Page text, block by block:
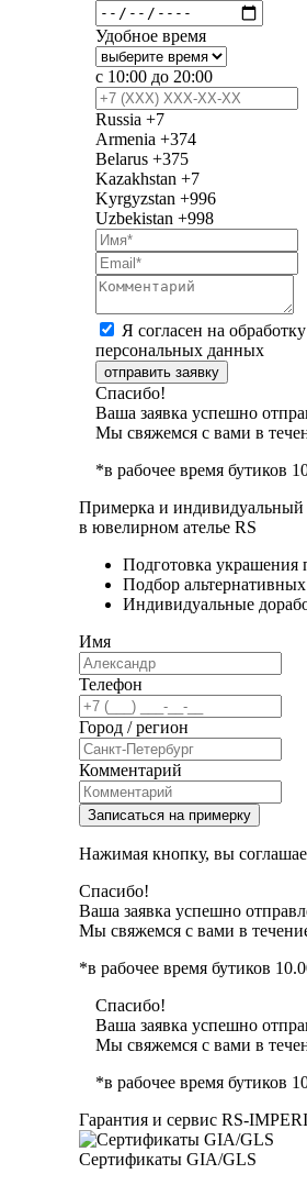
Удобное время
с 10:00 до 20:00
Russia +7
Armenia +374
Belarus +375
Kazakhstan +7
Kyrgyzstan +996
Uzbekistan +998
Я согласен на обработку
персональных данных
отправить заявку
Спасибо!
Ваша заявка успешно
Мы свяжемся с вами в
*в рабочее время бутиков
Примерка и индивидуальный
в ювелирном ателье RS
Подготовка украшения
Подбор
Индивидуальные
Имя
Телефон
Город / регион
Комментарий
Записаться на примерку
Нажимая кнопку, вы
Спасибо!
Ваша заявка успешно
Мы свяжемся с вами в
*в рабочее время бутиков
Спасибо!
Ваша заявка успешно
Мы свяжемся с вами в
*в рабочее время бутиков
Гарантия и сервис
Сертификаты GIA/GLS